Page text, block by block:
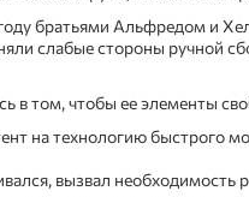
братьями Альфредом и
слабые стороны ручной
в том, чтобы ее элементы
на технологию быстрого
вызвал